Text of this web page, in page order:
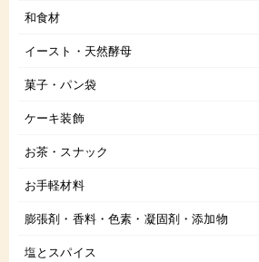
和食材
イースト・天然酵母
菓子・パン袋
ケーキ装飾
お茶・スナック
お手軽材料
膨張剤・香料・色素・凝固剤・添加物
塩とスパイス